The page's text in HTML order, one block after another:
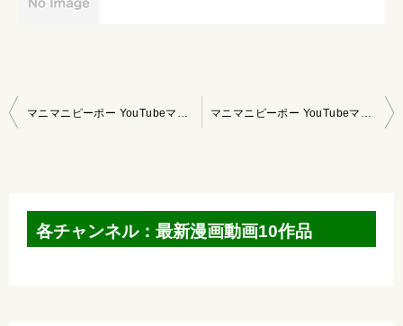
投
マニマニピーポー YouTubeマンガ 2021/8/29～9/4 マニマニピーポー YouTubeマンガ 2021/9/12～9/18
各チャンネル：最新漫画動画10作品